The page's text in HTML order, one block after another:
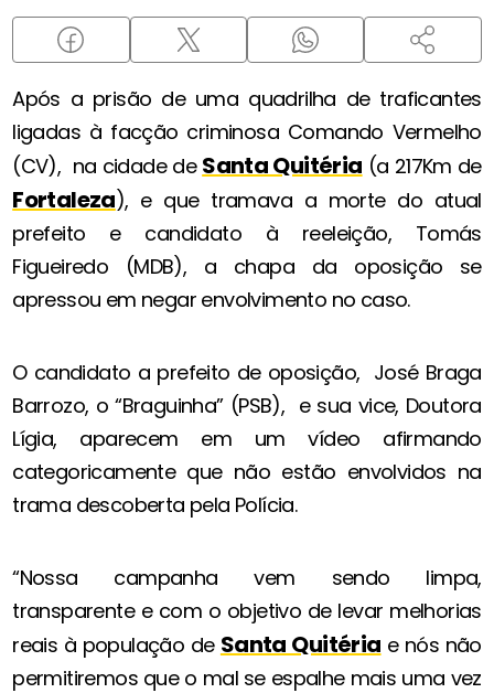
Após a prisão de uma quadrilha de traficantes
ligadas à facção criminosa Comando Vermelho
(CV), na cidade de Santa Quitéria (a 217Km de
Fortaleza), e que tramava a morte do atual
prefeito e candidato à reeleição, Tomás
Figueiredo (MDB), a chapa da oposição se
apressou em negar envolvimento no caso.
O candidato a prefeito de oposição, José Braga
Barrozo, o “Braguinha” (PSB), e sua vice, Doutora
Lígia, aparecem em um vídeo afirmando
categoricamente que não estão envolvidos na
trama descoberta pela Polícia.
“Nossa campanha vem sendo limpa,
transparente e com o objetivo de levar melhorias
reais à população de Santa Quitéria e nós não
permitiremos que o mal se espalhe mais uma vez